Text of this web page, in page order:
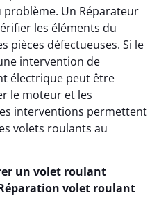
Un Réparateur
les éléments du
pièces défectueuses. Si le
intervention de
électrique peut être
le moteur et les
interventions permettent
volets roulants au
un volet roulant
volet roulant